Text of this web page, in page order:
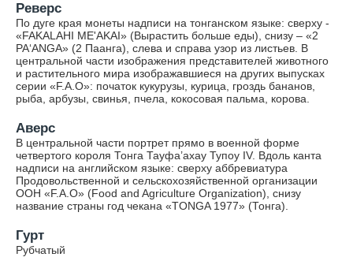
Реверс
По дуге края монеты надписи на тонганском языке: сверху -
«FAKALAHI ME'AKAI» (Вырастить больше еды), снизу – «2
PAʻANGA» (2 Паанга), слева и справа узор из листьев. В
центральной части изображения представителей животного
и растительного мира изображавшиеся на других выпусках
серии «F.A.O»: початок кукурузы, курица, гроздь бананов,
рыба, арбузы, свинья, пчела, кокосовая пальма, корова.
Аверс
В центральной части портрет прямо в военной форме
четвертого короля Тонга Тауфа’ахау Тупоу IV. Вдоль канта
надписи на английском языке: сверху аббревиатура
Продовольственной и сельскохозяйственной организации
ООН «F.A.O» (Food and Agriculture Organization), снизу
название страны год чекана «TONGA 1977» (Тонга).
Гурт
Рубчатый